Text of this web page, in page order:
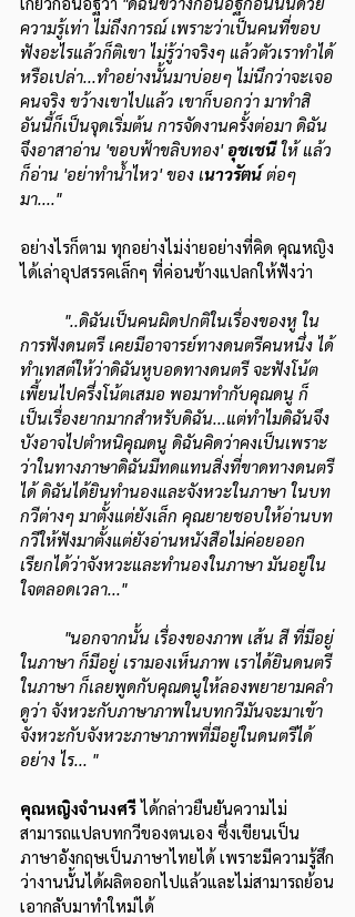
ความรู้เท่า ไม่ถึงการณ์ เพราะว่าเป็นคนที่ขอบ
ฟังอะไรแล้วก็ติเขา ไม่รู้ว่าจริงๆ แล้วตัวเราทำได้
หรือเปล่า...ทำอย่างนั้นมาบ่อยๆ ไม่นึกว่าจะเจอ
คนจริง ขว้างเขาไปแล้ว เขาก็บอกว่า มาทำสิ
อันนี้ก็เป็นจุดเริ่มต้น การจัดงานครั้งต่อมา ดิฉัน
จึงอาสาอ่าน 'ขอบฟ้าขลิบทอง' อุชเชนี ให้ แล้ว
ก็อ่าน 'อย่าทำน้ำไหว' ของ เนาวรัตน์ ต่อๆ
มา...."
อย่างไรก็ตาม ทุกอย่างไม่ง่ายอย่างที่คิด คุณหญิง
ได้เล่าอุปสรรคเล็กๆ ที่ค่อนข้างแปลกให้ฟังว่า
"..ดิฉันเป็นคนผิดปกติในเรื่องของหู ใน
การฟังดนตรี เคยมีอาจารย์ทางดนตรีคนหนึ่ง ได้
ทำเทสต์ให้ว่าดิฉันหูบอดทางดนตรี จะฟังโน้ต
เพี้ยนไปครึ่งโน้ตเสมอ พอมาทำกับคุณดนู ก็
เป็นเรื่องยากมากสำหรับดิฉัน...แต่ทำไมดิฉันจึง
บังอาจไปตำหนิคุณดนู ดิฉันคิดว่าคงเป็นเพราะ
ว่าในทางภาษาดิฉันมีทดแทนสิ่งที่ขาดทางดนตรี
ได้ ดิฉันได้ยินทำนองและจังหวะในภาษา ในบท
กวีต่างๆ มาตั้งแต่ยังเล็ก คุณยายชอบให้อ่านบท
กวีให้ฟังมาตั้งแต่ยังอ่านหนังสือไม่ค่อยออก
เรียกได้ว่าจังหวะและทำนองในภาษา มันอยู่ใน
ใจตลอดเวลา..."
"นอกจากนั้น เรื่องของภาพ เส้น สี ที่มีอยู่
ในภาษา ก็มีอยู่ เรามองเห็นภาพ เราได้ยินดนตรี
ในภาษา ก็เลยพูดกับคุณดนูให้ลองพยายามคลำ
ดูว่า จังหวะกับภาษาภาพในบทกวีมันจะมาเข้า
จังหวะกับจังหวะภาษาภาพที่มีอยู่ในดนตรีได้
อย่าง ไร... "
คุณหญิงจำนงศรี ได้กล่าวยืนยันความไม่
สามารถแปลบทกวีของตนเอง ซึ่งเขียนเป็น
ภาษาอังกฤษเป็นภาษาไทยได้ เพราะมีความรู้สึก
ว่างานนั้นได้ผลิตออกไปแล้วและไม่สามารถย้อน
เอากลับมาทำใหม่ได้